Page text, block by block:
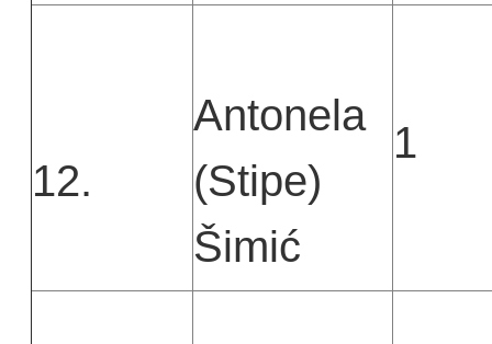
12.
Antonela
(Stipe)
Šimić
1